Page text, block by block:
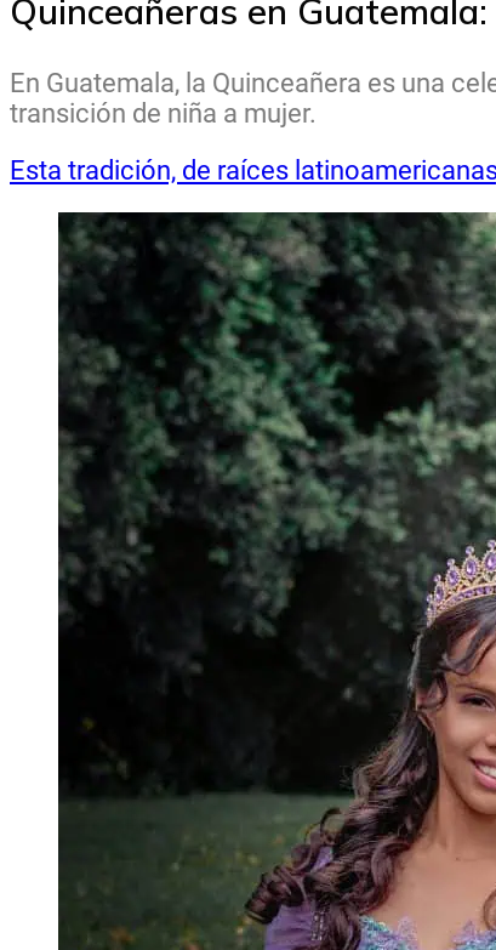
Quinceañeras en
En Guatemala, la Quinceañera es una
transición de niña a mujer.
Esta tradición, de raíces